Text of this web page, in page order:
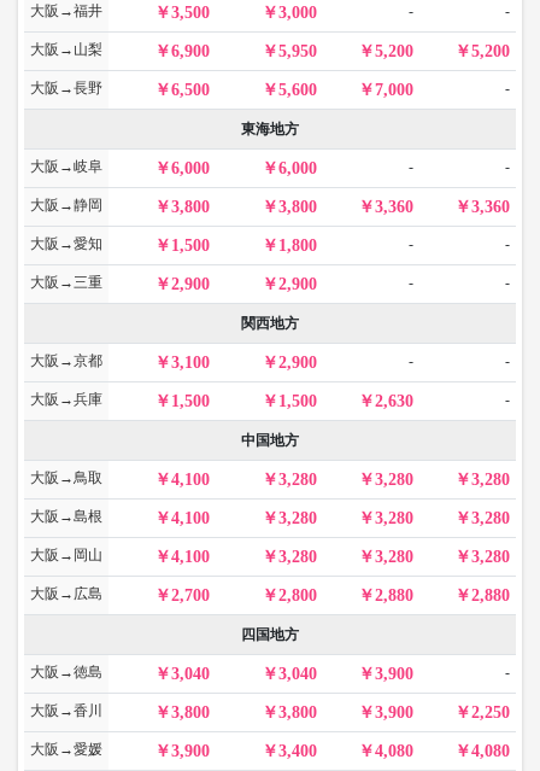
大阪→福井 3,500 3,000 - -
大阪→山梨 6,900 5,950 5,200 5,200
大阪→長野 6,500 5,600 7,000 -
東海地方
大阪→岐阜 6,000 6,000 - -
大阪→静岡 3,800 3,800 3,360 3,360
大阪→愛知 1,500 1,800 - -
大阪→三重 2,900 2,900 - -
関西地方
大阪→京都 3,100 2,900 - -
大阪→兵庫 1,500 1,500 2,630 -
中国地方
大阪→鳥取 4,100 3,280 3,280 3,280
大阪→島根 4,100 3,280 3,280 3,280
大阪→岡山 4,100 3,280 3,280 3,280
大阪→広島 2,700 2,800 2,880 2,880
四国地方
大阪→徳島 3,040 3,040 3,900 -
大阪→香川 3,800 3,800 3,900 2,250
大阪→愛媛 3,900 3,400 4,080 4,080